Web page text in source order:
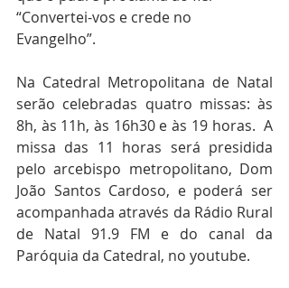
“Convertei-vos e crede no
Evangelho”.
Na Catedral Metropolitana de Natal
serão celebradas quatro missas: às
8h, às 11h, às 16h30 e às 19 horas.  A
missa das 11 horas será presidida
pelo arcebispo metropolitano, Dom
João Santos Cardoso, e poderá ser
acompanhada através da Rádio Rural
de Natal 91.9 FM e do canal da
Paróquia da Catedral, no youtube.